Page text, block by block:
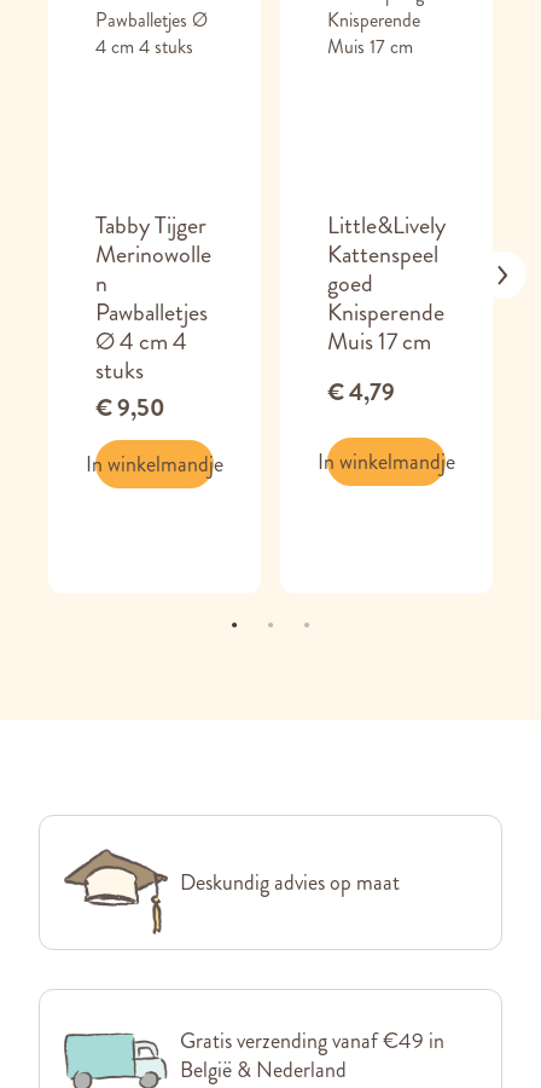
Tabby Tijger
Merinowolle
n
Pawballetjes
Ø 4 cm 4
stuks
€ 9,50
In winkelmandje
Little&Lively
Kattenspeel
goed
Knisperende
Muis 17 cm
€ 4,79
In winkelmandje
Deskundig advies op maat
Gratis verzending vanaf €49 in
België & Nederland